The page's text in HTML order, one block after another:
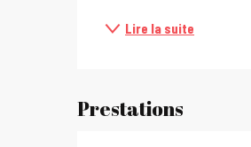
Lire la suite
Prestations